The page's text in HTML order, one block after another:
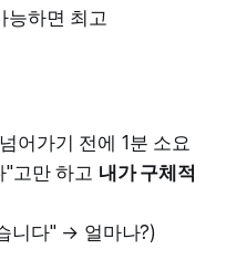
능하면 최고
어가기 전에 1분 소요
"고만 하고 내가 구체적
니다" → 얼마나?)